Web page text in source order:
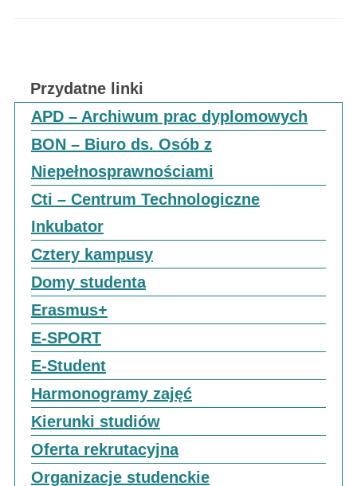
Przydatne linki
APD – Archiwum prac dyplomowych
BON – Biuro ds. Osób z
Niepełnosprawnościami
Cti – Centrum Technologiczne
Inkubator
Cztery kampusy
Domy studenta
Erasmus+
E-SPORT
E-Student
Harmonogramy zajęć
Kierunki studiów
Oferta rekrutacyjna
Organizacje studenckie